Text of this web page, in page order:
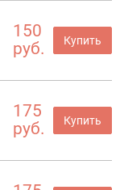
150
руб.
Купить
175
руб.
Купить